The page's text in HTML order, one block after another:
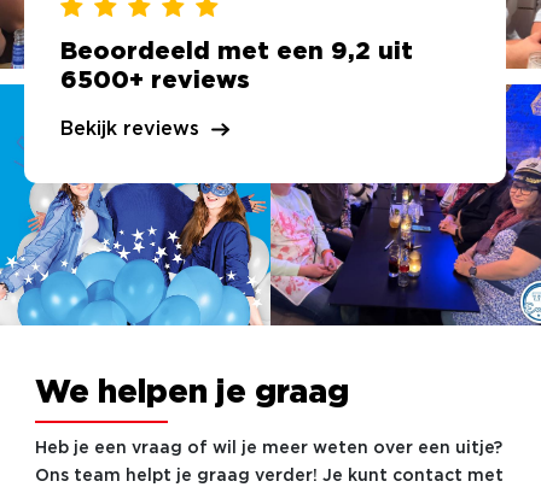
Beoordeeld met een 9,2 uit
6500+ reviews
Bekijk reviews
We helpen je graag
Heb je een vraag of wil je meer weten over een uitje?
Ons team helpt je graag verder! Je kunt contact met